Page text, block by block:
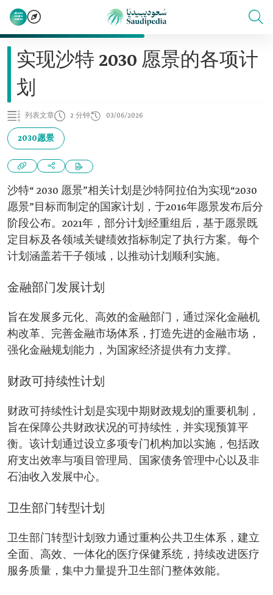
实现沙特 2030 愿景的各项计
划
列表文章 2 分钟 03/06/2026
2030愿景
沙特“ 2030 愿景”相关计划是沙特阿拉伯为实现“2030
愿景”目标而制定的国家计划，于2016年愿景发布后分
阶段公布。2021年，部分计划经重组后，基于愿景既
定目标及各领域关键绩效指标制定了执行方案。每个
计划涵盖若干子领域，以推动计划顺利实施。
金融部门发展计划
旨在发展多元化、高效的金融部门，通过深化金融机
构改革、完善金融市场体系，打造先进的金融市场，
强化金融规划能力，为国家经济提供有力支撑。
财政可持续性计划
财政可持续性计划是实现中期财政规划的重要机制，
旨在保障公共财政状况的可持续性，并实现预算平
衡。该计划通过设立多项专门机构加以实施，包括政
府支出效率与项目管理局、国家债务管理中心以及非
石油收入发展中心。
卫生部门转型计划
卫生部门转型计划致力通过重构公共卫生体系，建立
全面、高效、一体化的医疗保健系统，持续改进医疗
服务质量，集中力量提升卫生部门整体效能。